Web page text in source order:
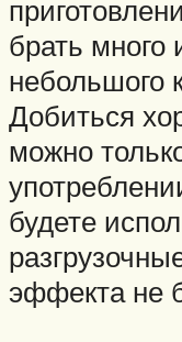
брать много
небольшого
Добиться
можно
будете
эффекта не